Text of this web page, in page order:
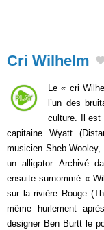
Cri Wilhelm
Le « cri
l’un des
culture. Il est
capitaine Wyatt
musicien Sheb
un alligator. Archivé
ensuite surnommé «
sur la rivière Rouge
même hurlement
designer Ben Burtt le